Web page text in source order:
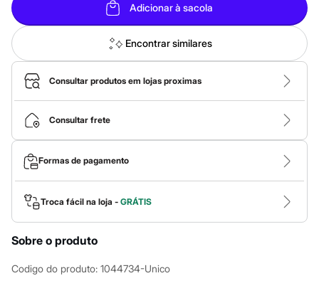
Novidades
Roupas
Blusas e Camisetas
Básicos
Calças
Casacos e Jaquetas
Jeans
Macacões
Saias
Shorts e Bermudas
Vestidos
Acessórios
Bolsas
Bonés e Chapéus
Bijoux
Cintos
Óculos
Relógios
Calçados
Botas
Chinelos
Rasteirinhas
Adicionar à sacola
Encontrar similares
Consultar produtos em lojas proximas
Consultar frete
Formas de pagamento
Troca fácil na loja - GRÁTIS
Sobre o produto
Codigo do produto: 1044734-Unico